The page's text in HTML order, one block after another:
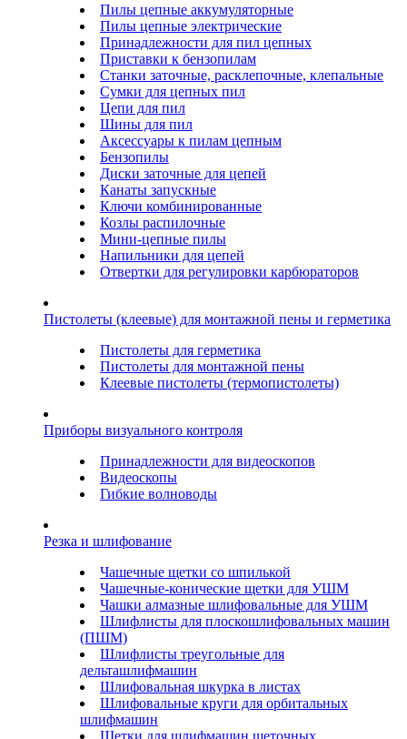
Пилы цепные аккумуляторные
Пилы цепные электрические
Принадлежности для пил цепных
Приставки к бензопилам
Станки заточные, расклепочные, клепальные
Сумки для цепных пил
Цепи для пил
Шины для пил
Аксессуары к пилам цепным
Бензопилы
Диски заточные для цепей
Канаты запускные
Ключи комбинированные
Козлы распилочные
Мини-цепные пилы
Напильники для цепей
Отвертки для регулировки карбюраторов
Пистолеты (клеевые) для монтажной пены и герметика
Пистолеты для герметика
Пистолеты для монтажной пены
Клеевые пистолеты (термопистолеты)
Приборы визуального контроля
Принадлежности для видеоскопов
Видеоскопы
Гибкие волноводы
Резка и шлифование
Чашечные щетки со шпилькой
Чашечные-конические щетки для УШМ
Чашки алмазные шлифовальные для УШМ
Шлифлисты для плоскошлифовальных машин
(ПШМ)
Шлифлисты треугольные для
дельташлифмашин
Шлифовальная шкурка в листах
Шлифовальные круги для орбитальных
шлифмашин
Щетки для шлифмашин щеточных